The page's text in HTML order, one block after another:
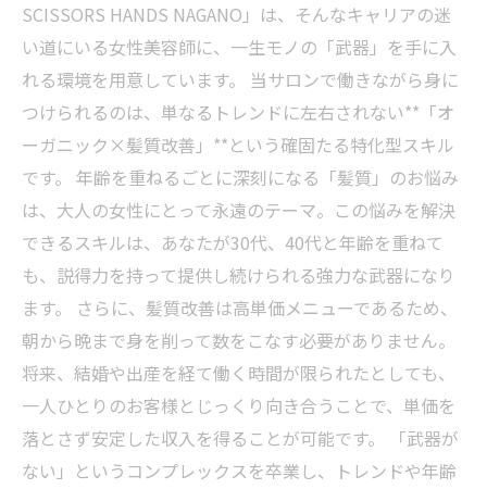
SCISSORS HANDS NAGANO」は、そんなキャリアの迷
い道にいる女性美容師に、一生モノの「武器」を手に入
れる環境を用意しています。 当サロンで働きながら身に
つけられるのは、単なるトレンドに左右されない**「オ
ーガニック×髪質改善」**という確固たる特化型スキル
です。 年齢を重ねるごとに深刻になる「髪質」のお悩み
は、大人の女性にとって永遠のテーマ。この悩みを解決
できるスキルは、あなたが30代、40代と年齢を重ねて
も、説得力を持って提供し続けられる強力な武器になり
ます。 さらに、髪質改善は高単価メニューであるため、
朝から晩まで身を削って数をこなす必要がありません。
将来、結婚や出産を経て働く時間が限られたとしても、
一人ひとりのお客様とじっくり向き合うことで、単価を
落とさず安定した収入を得ることが可能です。 「武器が
ない」というコンプレックスを卒業し、トレンドや年齢